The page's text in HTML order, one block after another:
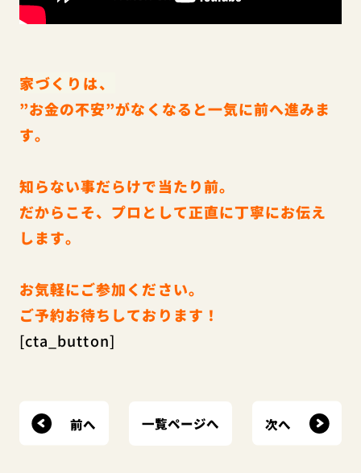
家づくりは、
”お金の不安”がなくなると一気に前へ進みま
す。
知らない事だらけで当たり前。
だからこそ、プロとして正直に丁寧にお伝え
します。
お気軽にご参加ください。
ご予約お待ちしております！
[cta_button]
前へ 一覧ページへ 次へ